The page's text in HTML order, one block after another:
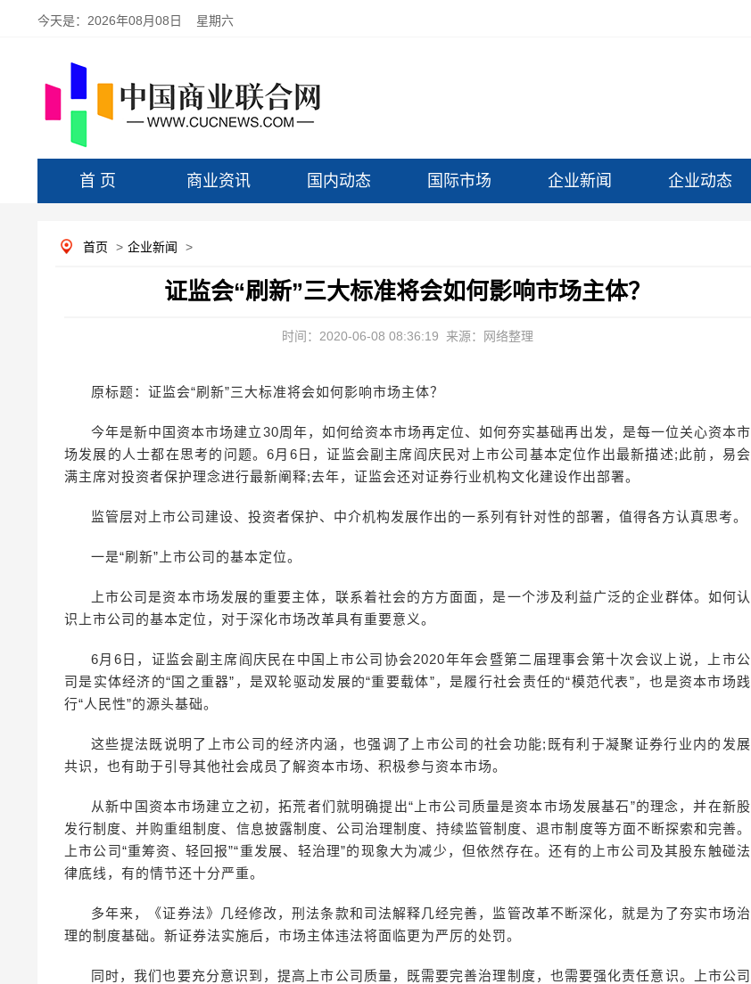
今天是： 2026年08月08日 星期六
首 页 商业资讯 国内动态 国际市场 企业新闻 企业动态
首页 > 企业新闻 >
证监会“刷新”三大标准将会如何影响市场主体？
时间：2020-06-08 08:36:19 来源：网络整理
原标题：证监会“刷新”三大标准将会如何影响市场主体？
今年是新中国资本市场建立30周年，如何给资本市场再定位、如何夯实基础再出发，是每一位关心资本市
场发展的人士都在思考的问题。6月6日，证监会副主席阎庆民对上市公司基本定位作出最新描述;此前，易会
满主席对投资者保护理念进行最新阐释;去年，证监会还对证券行业机构文化建设作出部署。
监管层对上市公司建设、投资者保护、中介机构发展作出的一系列有针对性的部署，值得各方认真思考。
一是“刷新”上市公司的基本定位。
上市公司是资本市场发展的重要主体，联系着社会的方方面面，是一个涉及利益广泛的企业群体。如何认
识上市公司的基本定位，对于深化市场改革具有重要意义。
6月6日，证监会副主席阎庆民在中国上市公司协会2020年年会暨第二届理事会第十次会议上说，上市公
司是实体经济的“国之重器”，是双轮驱动发展的“重要载体”，是履行社会责任的“模范代表”，也是资本市场践
行“人民性”的源头基础。
这些提法既说明了上市公司的经济内涵，也强调了上市公司的社会功能;既有利于凝聚证券行业内的发展
共识，也有助于引导其他社会成员了解资本市场、积极参与资本市场。
从新中国资本市场建立之初，拓荒者们就明确提出“上市公司质量是资本市场发展基石”的理念，并在新股
发行制度、并购重组制度、信息披露制度、公司治理制度、持续监管制度、退市制度等方面不断探索和完善。
上市公司“重筹资、轻回报”“重发展、轻治理”的现象大为减少，但依然存在。还有的上市公司及其股东触碰法
律底线，有的情节还十分严重。
多年来，《证券法》几经修改，刑法条款和司法解释几经完善，监管改革不断深化，就是为了夯实市场治
理的制度基础。新证券法实施后，市场主体违法将面临更为严厉的处罚。
同时，我们也要充分意识到，提高上市公司质量，既需要完善治理制度，也需要强化责任意识。上市公司